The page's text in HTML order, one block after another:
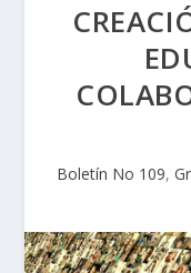
Boletín No 109,